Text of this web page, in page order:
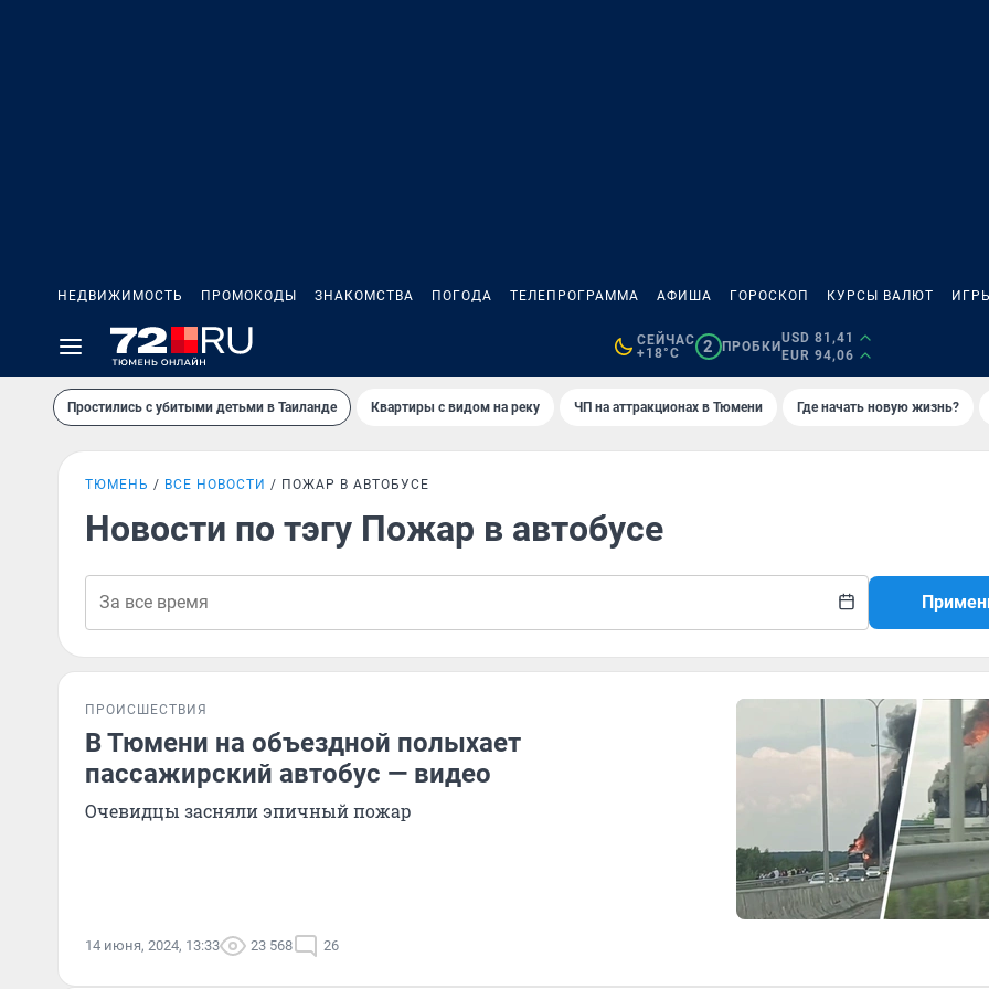
НЕДВИЖИМОСТЬ ПРОМОКОДЫ ЗНАКОМСТВА ПОГОДА ТЕЛЕПРОГРАММА АФИША ГОРОСКОП КУРСЫ ВАЛЮТ
СЕЙЧАС
+18°C
2 ПРОБКИ
USD 81,41
EUR 94,06
Простились с убитыми детьми в Таиланде Квартиры с видом на реку ЧП на аттракционах в Тюмени Где начать новую жизнь?
ТЮМЕНЬ ВСЕ НОВОСТИ ПОЖАР В АВТОБУСЕ
Новости по тэгу Пожар в автобусе
ПРОИСШЕСТВИЯ
В Тюмени на объездной полыхает
пассажирский автобус — видео
Очевидцы засняли эпичный пожар
14 июня, 2024, 13:33 23 568 26